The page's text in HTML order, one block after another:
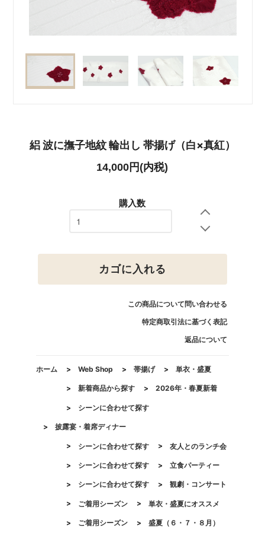
絽 波に撫子地紋 輪出し 帯揚げ（白×真紅）
14,000円(内税)
購入数
カゴに入れる
この商品について問い合わせる
特定商取引法に基づく表記
返品について
ホーム > Web Shop > 帯揚げ > 単衣・盛夏
> 新着商品から探す > 2026年・春夏新着
> シーンに合わせて探す
> 披露宴・着席ディナー
> シーンに合わせて探す > 友人とのランチ会
> シーンに合わせて探す > 立食パーティー
> シーンに合わせて探す > 観劇・コンサート
> ご着用シーズン > 単衣・盛夏にオススメ
> ご着用シーズン > 盛夏（６・７・８月）